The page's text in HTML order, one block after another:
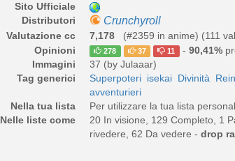
Sito Ufficiale
Distributori
Crunchyroll
Valutazione cc 7,178 (#2359 in anime) (111
Opinioni
278 37 11 - 90,41%
Immagini
37 (by Julaaar)
Tag generici
Superpoteri isekai Divinità
avventurieri
Nella tua lista
Per utilizzare la tua lista
Nelle liste come
20 In visione, 129 Completo, 1
rivedere, 62 Da vedere - drop